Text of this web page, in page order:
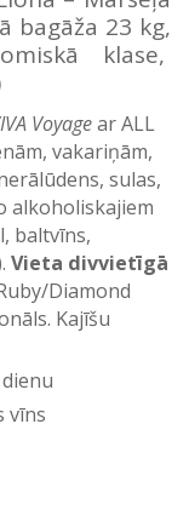
bagāža 23 kg,
klase,
Voyagear ALL
vakariņām,
sulas,
alkoholiskajiem
baltvīns,
Vieta divvietīgā
Diamond
Kajīšu
vīns